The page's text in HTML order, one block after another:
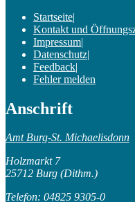
Startseite|
Kontakt und
Impressum|
Datenschutz|
Feedback|
Fehler melden
Anschrift
Amt Burg-St. Michaelisdonn
Holzmarkt 7
25712 Burg (Dithm.)
Telefon: 04825 9305-0